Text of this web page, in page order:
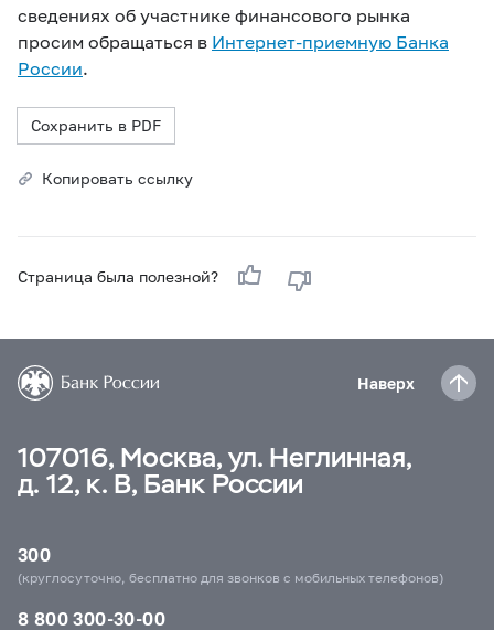
сведениях об участнике финансового рынка
просим обращаться в Интернет-приемную Банка
России.
Сохранить в PDF
Копировать ссылку
Страница была полезной?
Наверх
107016, Москва, ул. Неглинная,
д. 12, к. В, Банк России
300
(круглосуточно, бесплатно для звонков с мобильных телефонов)
8 800 300-30-00